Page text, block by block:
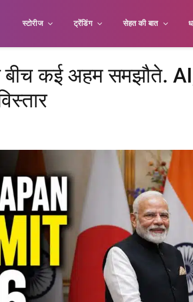
स्टोरीज ट्रेंडिंग सेहत की बात
कई अहम समझौते.